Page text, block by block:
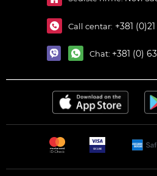
Call centar: +381
Chat: +381 (0)